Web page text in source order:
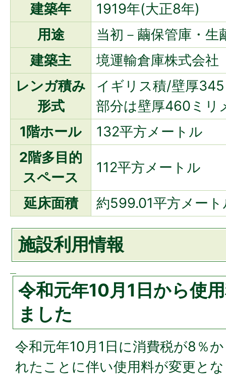
建築年
1919年(大正8年)
用途
当初－繭保管庫・生
建築主
境運輸倉庫株式会社
レンガ積み
形式
イギリス積/壁厚
部分は壁厚460ミリ
1階ホール
132平方メートル
2階多目的
スペース
112平方メートル
延床面積 約599.01平方メート
施設利用情報
令和元年10月1日から使
ました
令和元年10月1日に消費税が8％
れたことに伴い使用料が変更と